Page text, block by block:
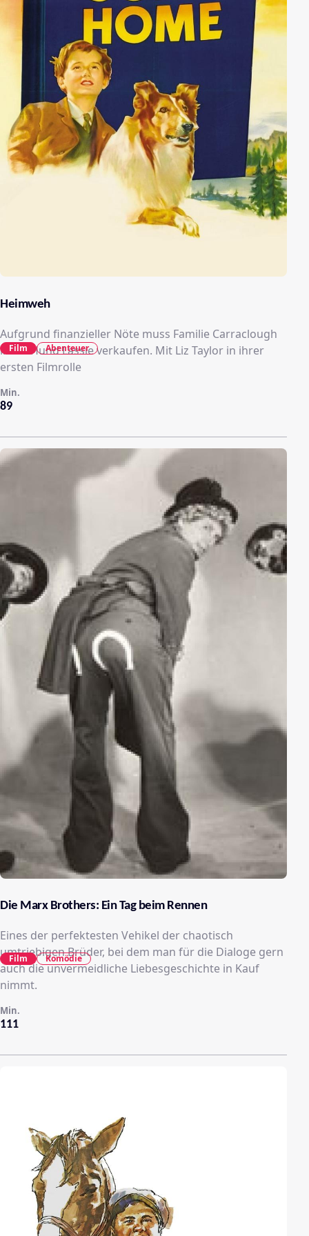
Heimweh
Aufgrund finanzieller Nöte muss Familie Carraclough
ihren Hund Lassie verkaufen. Mit Liz Taylor in ihrer
ersten Filmrolle
89
Min.
Film Abenteuer
Die Marx Brothers: Ein Tag beim Rennen
Eines der perfektesten Vehikel der chaotisch
umtriebigen Brüder, bei dem man für die Dialoge gern
auch die unvermeidliche Liebesgeschichte in Kauf
nimmt.
111
Min.
Film Komödie